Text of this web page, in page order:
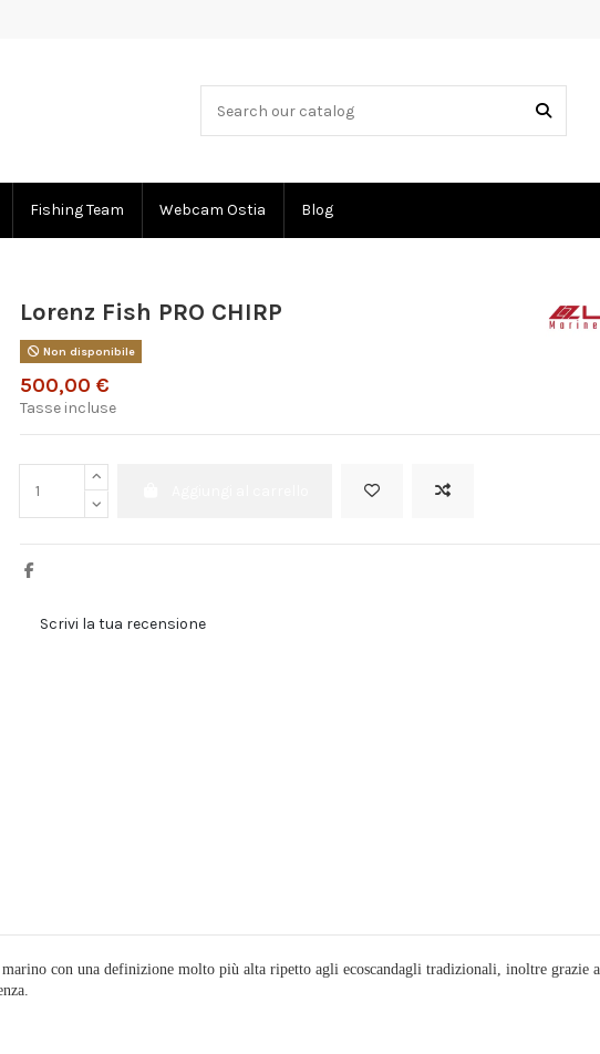
Fishing Team Webcam Ostia Blog
Lorenz Fish PRO CHIRP
Non disponibile
500,00 €
Tasse incluse
Scrivi la tua recensione
con una definizione molto più alta ripetto agli ecoscandagli tradizionali, inoltre grazie